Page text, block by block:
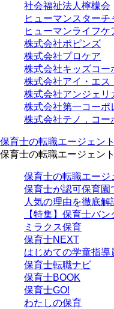
社会福祉法人檸檬会
ヒューマンスター
ヒューマンライフケ
株式会社ポピンズ
株式会社プロケア
株式会社キッズコー
株式会社アイ・エス
株式会社アンジェリ
株式会社第一コーポ
株式会社テノ．コー
保育士の転職エージェン
保育士の転職エージェン
保育士の転職エージ
保育士が認可保育園
人気の理由を徹底解
【特集】保育士バ
ミラクス保育
保育⼠NEXT
はじめての学童指導
保育士転職ナビ
保育士BOOK
保育士GO!
わたしの保育